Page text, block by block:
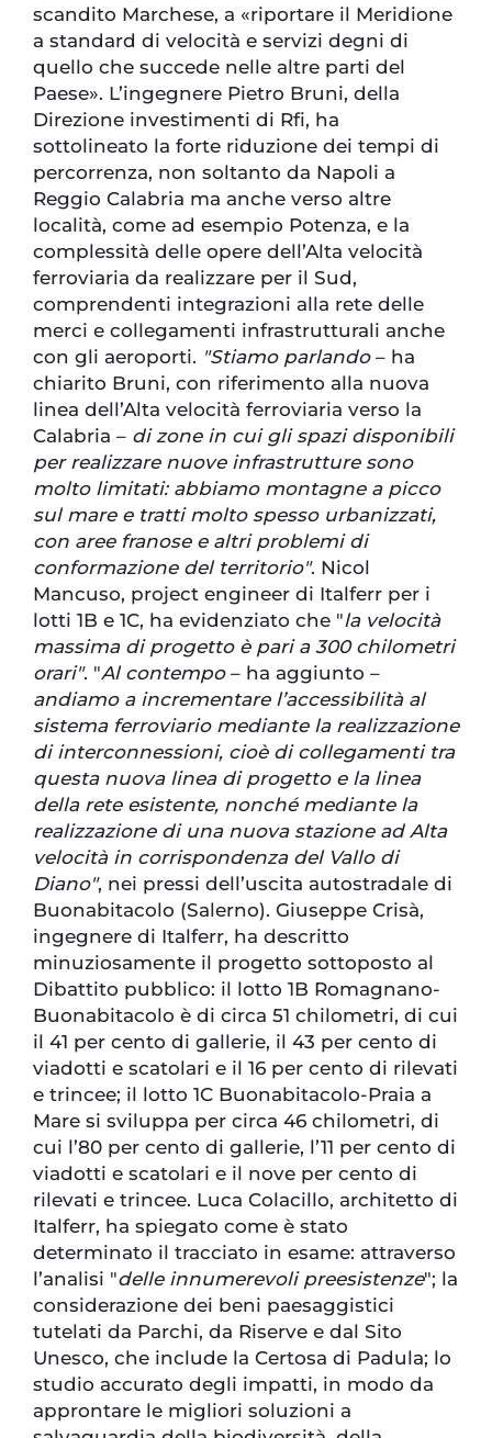
scandito Marchese, a «riportare il Meridione
a standard di velocità e servizi degni di
quello che succede nelle altre parti del
Paese». L’ingegnere Pietro Bruni, della
Direzione investimenti di Rfi, ha
sottolineato la forte riduzione dei tempi di
percorrenza, non soltanto da Napoli a
Reggio Calabria ma anche verso altre
località, come ad esempio Potenza, e la
complessità delle opere dell’Alta velocità
ferroviaria da realizzare per il Sud,
comprendenti integrazioni alla rete delle
merci e collegamenti infrastrutturali anche
con gli aeroporti. "Stiamo parlando– ha
chiarito Bruni, con riferimento alla nuova
linea dell’Alta velocità ferroviaria verso la
Calabria – di zone in cui gli spazi disponibili
per realizzare nuove infrastrutture sono
molto limitati: abbiamo montagne a picco
sul mare e tratti molto spesso urbanizzati,
con aree franose e altri problemi di
conformazione del territorio". Nicol
Mancuso, project engineer di Italferr per i
lotti 1B e 1C, ha evidenziato che "la velocità
massima di progetto è pari a 300 chilometri
orari". "Al contempo– ha aggiunto –
andiamo a incrementare l’accessibilità al
sistema ferroviario mediante la realizzazione
di interconnessioni, cioè di collegamenti tra
questa nuova linea di progetto e la linea
della rete esistente, nonché mediante la
realizzazione di una nuova stazione ad Alta
velocità in corrispondenza del Vallo di
Diano", nei pressi dell’uscita autostradale di
Buonabitacolo (Salerno). Giuseppe Crisà,
ingegnere di Italferr, ha descritto
minuziosamente il progetto sottoposto al
Dibattito pubblico: il lotto 1B Romagnano-
Buonabitacolo è di circa 51 chilometri, di cui
il 41 per cento di gallerie, il 43 per cento di
viadotti e scatolari e il 16 per cento di rilevati
e trincee; il lotto 1C Buonabitacolo-Praia a
Mare si sviluppa per circa 46 chilometri, di
cui l’80 per cento di gallerie, l’11 per cento di
viadotti e scatolari e il nove per cento di
rilevati e trincee. Luca Colacillo, architetto di
Italferr, ha spiegato come è stato
determinato il tracciato in esame: attraverso
l’analisi "delle innumerevoli preesistenze"; la
considerazione dei beni paesaggistici
tutelati da Parchi, da Riserve e dal Sito
Unesco, che include la Certosa di Padula; lo
studio accurato degli impatti, in modo da
approntare le migliori soluzioni a